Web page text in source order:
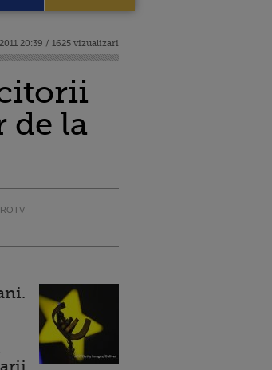
20:39 / 1625 vizualizari
de la